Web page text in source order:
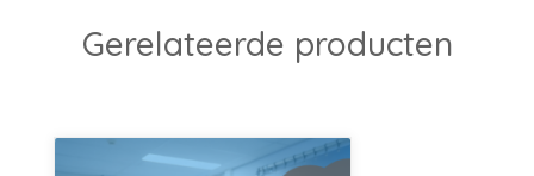
Gerelateerde producten